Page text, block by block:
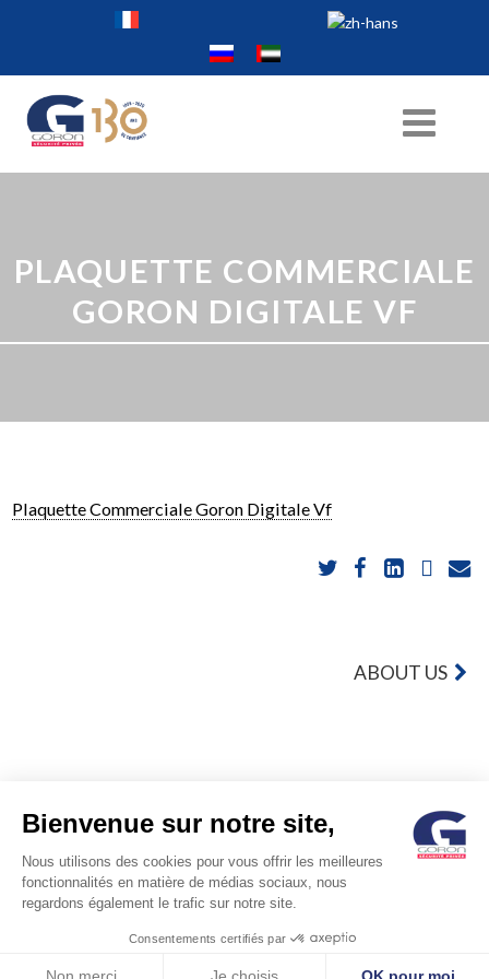
PLAQUETTE COMMERCIALE
GORON DIGITALE VF
Plaquette Commerciale Goron Digitale Vf
ABOUT US
© GORON S.A. /1, rue d’Anjou – 92600 ASNIERES –
FRANCE / Tel: +33 (0)1 41 11 86 00 /contact@goron.fr
Notices
Bienvenue sur notre site,
Nous utilisons des cookies pour vous offrir les meilleures
fonctionnalités en matière de médias sociaux, nous
regardons également le trafic sur notre site.
Consentements certifiés par